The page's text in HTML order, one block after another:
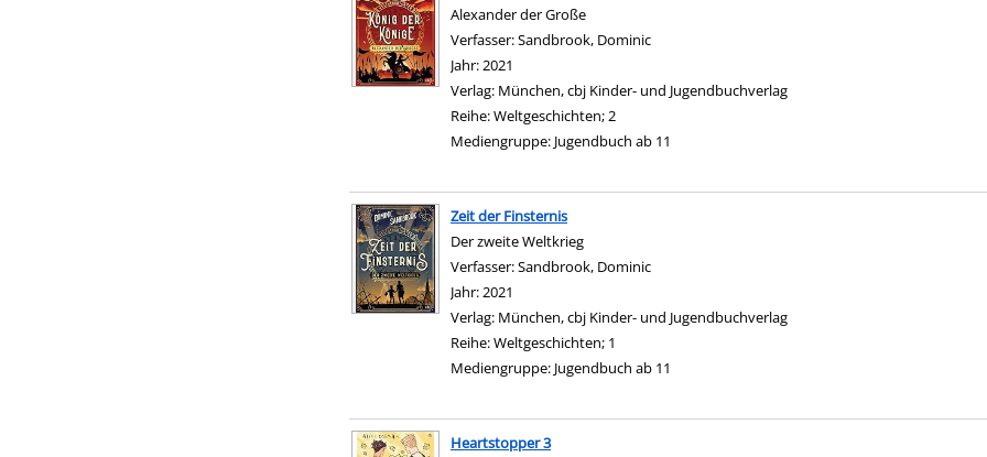
Alexander der Große
Verfasser:Sandbrook, Dominic
Jahr:2021
Verlag: München, cbj Kinder- und Jugendbuchverlag
Reihe:Weltgeschichten; 2
Mediengruppe: Jugendbuch ab 11
Zeit der Finsternis
Der zweite Weltkrieg
Verfasser:Sandbrook, Dominic
Jahr:2021
Verlag: München, cbj Kinder- und Jugendbuchverlag
Reihe:Weltgeschichten; 1
Mediengruppe: Jugendbuch ab 11
Heartstopper 3